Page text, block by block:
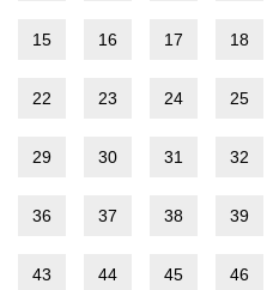
15 16 17 18
22 23 24 25
29 30 31 32
36 37 38 39
43 44 45 46